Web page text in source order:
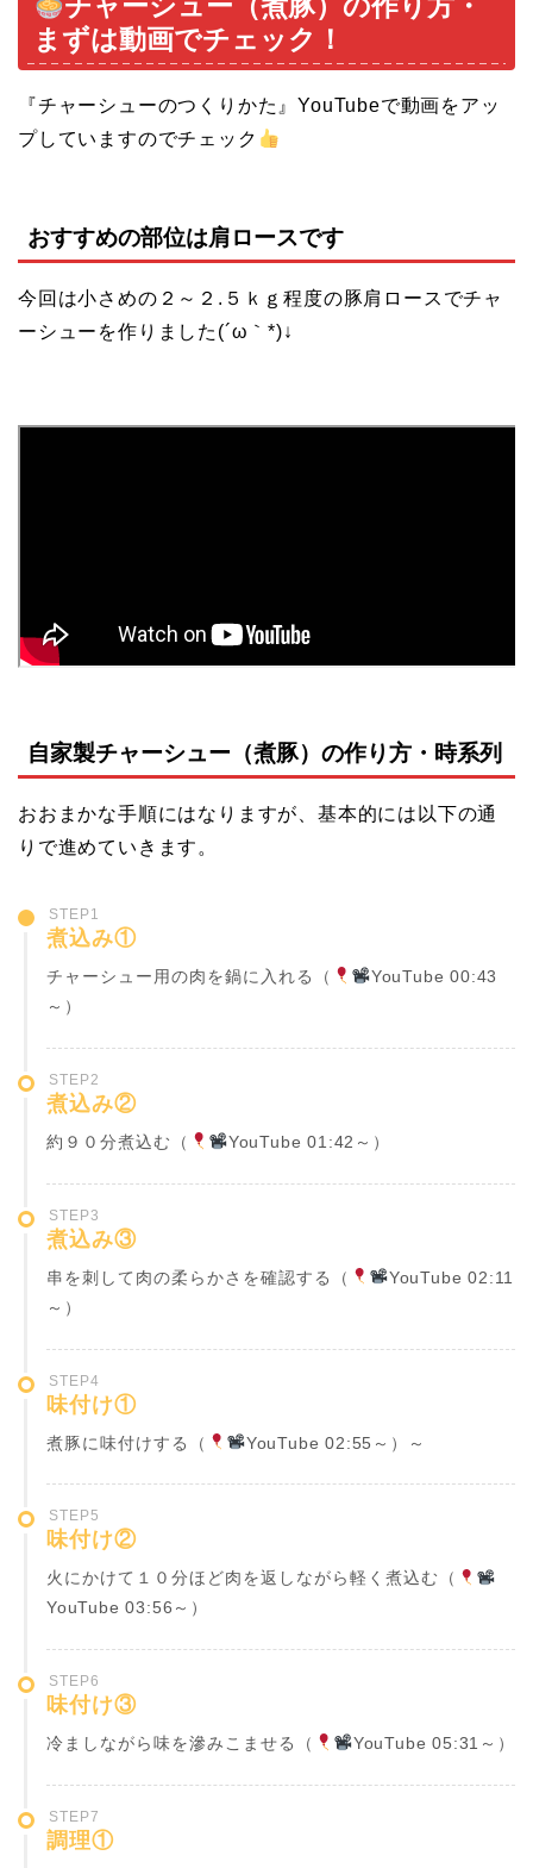
チャーシュー（煮豚）の作り方・
まずは動画でチェック！
『チャーシューのつくりかた』YouTubeで動画をアッ
プしていますのでチェック
おすすめの部位は肩ロースです
今回は小さめの２～２.５ｋｇ程度の豚肩ロースでチャ
ーシューを作りました(´ω｀*)↓
自家製チャーシュー（煮豚）の作り方・時系列
おおまかな手順にはなりますが、基本的には以下の通
りで進めていきます。
STEP1
煮込み①
チャーシュー用の肉を鍋に入れる（
YouTube 00:43
～）
STEP2
煮込み②
約９０分煮込む（ YouTube 01:42～）
STEP3
煮込み③
串を刺して肉の柔らかさを確認する（
YouTube 02:11
～）
STEP4
味付け①
煮豚に味付けする（ YouTube 02:55～） ～
STEP5
味付け②
火にかけて１０分ほど肉を返しながら軽く煮込む（
YouTube 03:56～）
STEP6
味付け③
冷ましながら味を滲みこませる（ YouTube 05:31～）
STEP7
調理①